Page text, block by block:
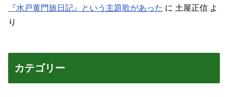
『水戸黄門旅日記』という主題歌があった に 土屋正信 よ
り
カテゴリー